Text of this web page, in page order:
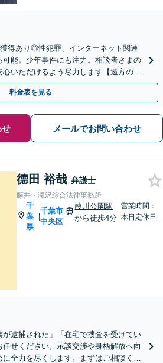
獲得あり◎性犯罪、インターネット関連
能。少年事件にも注力。相談者さまの
いただけるよう尽力します【遠方のご
り】【千葉中央駅4分】
料金表を見る
メールでお問い合わせ
德田 裕哉 弁護士
藤井・滝沢綜合法律事務所
千
葉
県
|
千葉市
中央区
葭川公園駅
から徒歩4分
営業時間：
本日定休日
逮捕された」「在宅で捜査を受けてい
せください。示談交渉や身柄解放へ向
全力を尽くします。まずはご相談くだ